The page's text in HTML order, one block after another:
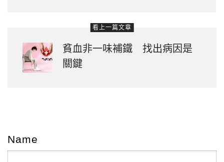
看上一篇文章
貧血非一味補鐵 找出病因是
關鍵
Name